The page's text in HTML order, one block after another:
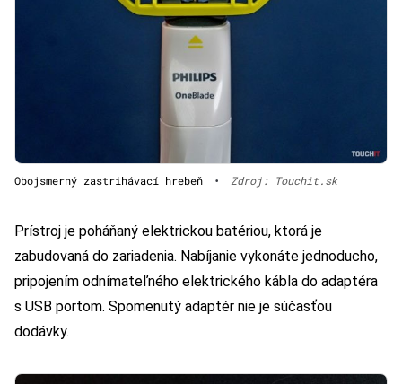
Obojsmerný zastrihávací hrebeň • Zdroj: Touchit.sk
Prístroj je poháňaný elektrickou batériou, ktorá je
zabudovaná do zariadenia. Nabíjanie vykonáte jednoducho,
pripojením odnímateľného elektrického kábla do adaptéra
s USB portom. Spomenutý adaptér nie je súčasťou
dodávky.